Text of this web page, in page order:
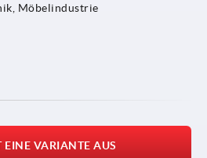
Möbelindustrie
EINE VARIANTE AUS